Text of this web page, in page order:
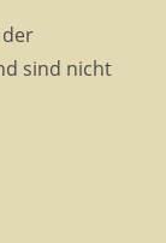
sind nicht